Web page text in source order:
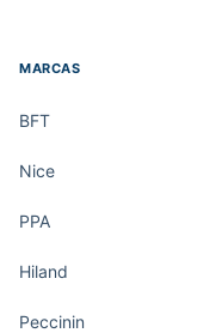
MARCAS
BFT
Nice
PPA
Hiland
Peccinin